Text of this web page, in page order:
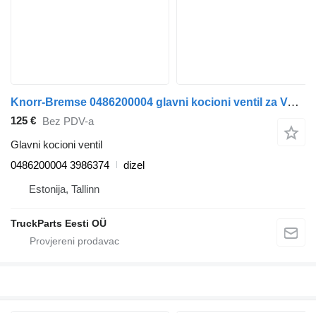
Knorr-Bremse 0486200004 glavni kocioni ventil za Volvo FM7-FM12, FM, FMX (1998-2014) tegljača
125 € Bez PDV-a
Glavni kocioni ventil
0486200004 3986374
dizel
Estonija, Tallinn
TruckParts Eesti OÜ